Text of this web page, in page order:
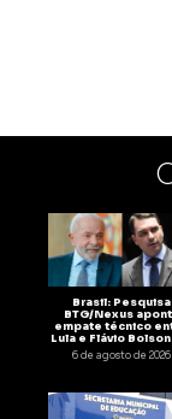
Brasil: Pesquisa
BTG/Nexus
empate técnico
Lula e Flávio
6 de agosto de 2026